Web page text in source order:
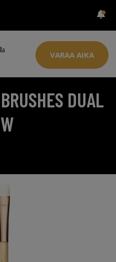
VARAA AIKA
DUAL